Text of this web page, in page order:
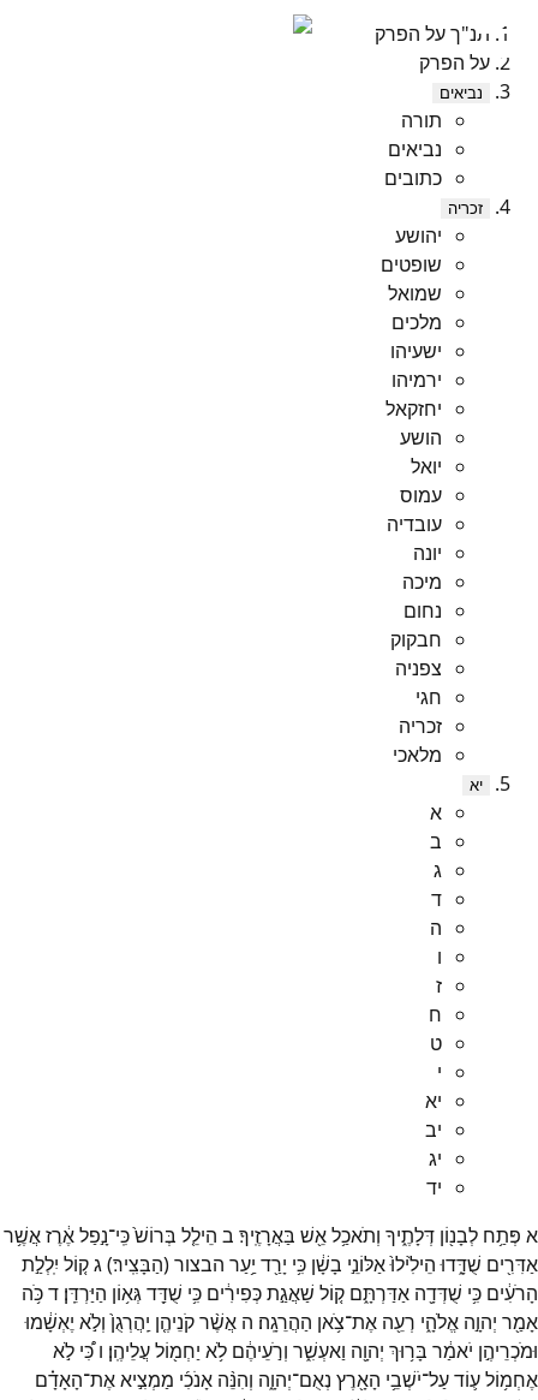
תנ"ך על הפרק
על הפרק
נביאים
תורה
נביאים
כתובים
זכריה
יהושע
שופטים
שמואל
מלכים
ישעיהו
ירמיהו
יחזקאל
הושע
יואל
עמוס
עובדיה
יונה
מיכה
נחום
חבקוק
צפניה
חגי
זכריה
מלאכי
יא
א
ב
ג
ד
ה
ו
ז
ח
ט
י
יא
יב
יג
יד
א פְּתַ֥ח לְבָנ֖וֹן דְּלָתֶ֑יךָ וְתֹאכַ֥לאֵ֖שׁ בַּאֲרָזֶֽיךָ׃ ב הֵילֵ֤ל בְּרוֹשׁ֙כִּֽי־נָ֣פַלאֶ֔רֶזאֲשֶׁ֥ר
אַדִּרִ֖ים שֻׁדָּ֑דוּ הֵילִ֙ילוּ֙אַלּוֹנֵ֣י בָשָׁ֔ן כִּ֥י יָרַ֖ד יַ֥עַר הבצור(הַבָּצִֽיר׃)גק֚וֹל יִֽלְלַ֣ת
הָרֹעִ֔ים כִּ֥י שֻׁדְּדָ֖ה אַדַּרְתָּ֑ם ק֚וֹל שַׁאֲגַ֣תכְּפִירִ֔ים כִּ֥י שֻׁדַּ֖דגְּא֥וֹן הַיַּרְדֵּֽן׃ דכֹּ֥ה
אָמַ֖ר יְהוָ֣ה אֱלֹהָ֑י רְעֵ֖ה אֶת־צֹ֥אן הַהֲרֵגָֽה׃ ה אֲשֶׁ֨רקֹנֵיהֶ֤ן יַֽהֲרְגֻן֙ וְלֹ֣א יֶאְשָׁ֔מוּ
וּמֹכְרֵיהֶ֣ן יֹאמַ֔ר בָּר֥וּךְ יְהוָ֖ה וַאעְשִׁ֑ר וְרֹ֣עֵיהֶ֔ם לֹ֥א יַחְמ֖וֹלעֲלֵיהֶֽן׃ ו כִּ֠י לֹ֣א
אֶחְמ֥וֹלע֛וֹדעַל־יֹשְׁבֵ֥י הָאָ֖רֶץ נְאֻם־יְהוָ֑ה וְהִנֵּ֨ה אָנֹכִ֜י מַמְצִ֣יאאֶת־הָאָדָ֗ם